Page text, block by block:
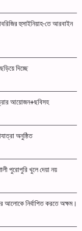
হুসাইনিয়াহ-তে আরবাইন
দিচ্ছে
আয়োজন+ছবিসহ
অনুষ্ঠিত
পুরোপুরি খুলে দেয়া নয়
আলোকে নির্বাপিত করতে অক্ষম।